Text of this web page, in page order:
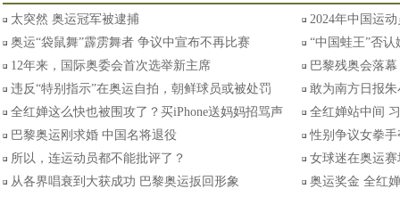
太突然 奥运冠军被逮捕
2024年中国运
奥运“袋鼠舞”霹雳舞者 争议中宣布不再比赛
“中国蛙王”否
12年来，国际奥委会首次选举新主席
巴黎残奥会落
违反“特别指示”在奥运自拍，朝鲜球员或被处罚
敢为南方日报
全红婵这么快也被围攻了？买iPhone送妈妈招骂声
全红婵站中间
巴黎奥运刚求婚 中国名将退役
性别争议女拳
所以，连运动员都不能批评了？
女球迷在奥运
从各界唱衰到大获成功 巴黎奥运扳回形象
奥运奖金 全红